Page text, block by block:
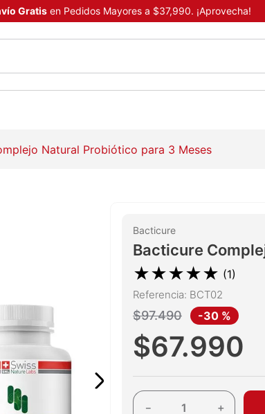
Gratisen Pedidos Mayores a $37,990. ¡Aprovecha!
Natural Probiótico para 3 Meses
Bacticure
Bacticure
★★★★★ (1)
Referencia: BCT02
$97.490 -30 %
$67.990
＋
－